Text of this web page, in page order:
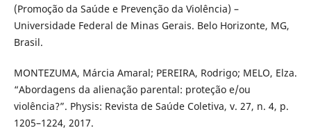
(Promoção da Saúde e Prevenção da Violência) –
Universidade Federal de Minas Gerais. Belo Horizonte, MG,
Brasil.
MONTEZUMA, Márcia Amaral; PEREIRA, Rodrigo; MELO, Elza.
“Abordagens da alienação parental: proteção e/ou
violência?”. Physis: Revista de Saúde Coletiva, v. 27, n. 4, p.
1205–1224, 2017.